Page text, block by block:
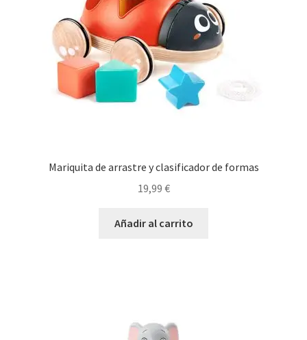
Mariquita de arrastre y clasificador de formas
19,99 €
Añadir al carrito